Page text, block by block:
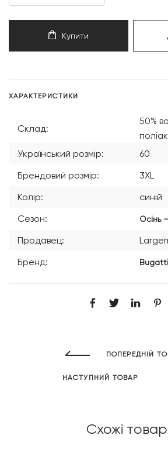
Купити
ХАРАКТЕРИСТИКИ
Склад:
50%
Український розмір:
60
Брендовий розмір:
3XL
Колір:
синій
Сезон:
Осінь
Продавец:
Бренд:
Bugatti
ПОПЕРЕДНІЙ
НАСТУПНИЙ ТОВАР
Схожі